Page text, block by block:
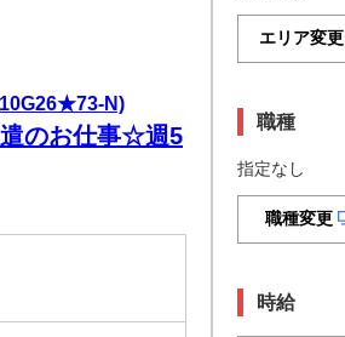
N)
遣のお仕事☆週5
エリア変更
職種
指定なし
職種変更
時給